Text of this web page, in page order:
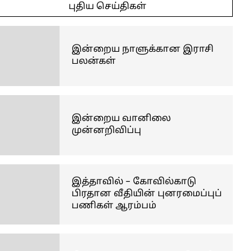
புதிய செய்திகள்
இன்றைய நாளுக்கான இராசி
பலன்கள்
இன்றைய வானிலை
முன்னறிவிப்பு
இத்தாவில் – கோவில்காடு
பிரதான வீதியின் புனரமைப்புப்
பணிகள் ஆரம்பம்